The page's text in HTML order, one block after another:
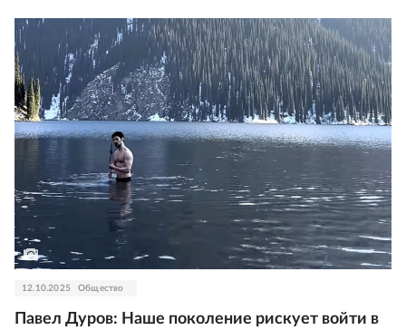
12.10.2025 Общество
Павел Дуров: Наше поколение рискует войти в